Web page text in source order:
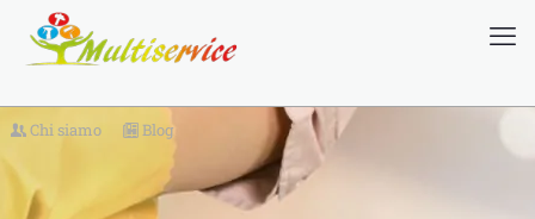
Chi siamo Blog